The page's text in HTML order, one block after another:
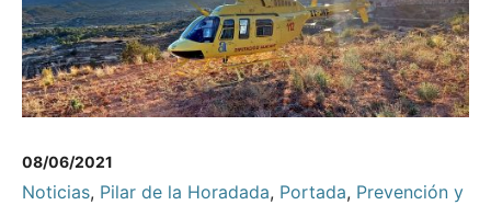
08/06/2021
Noticias, Pilar de la Horadada, Portada, Prevención y